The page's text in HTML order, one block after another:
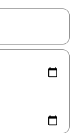
flèches vers le